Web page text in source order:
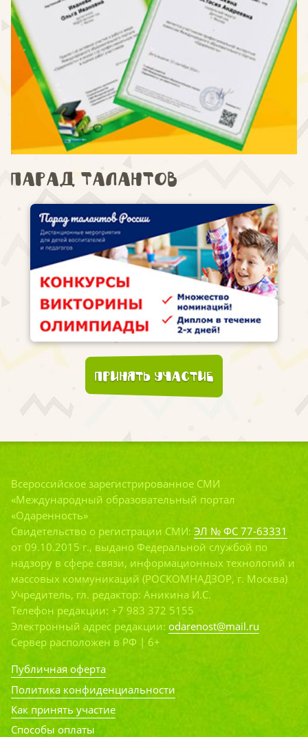
Парад талантов
Принять участие
Всероссийское зарегистрированное СМИ
«Международный образовательный портал
«Одаренность»
Свидетельство о регистрации СМИ: ЭЛ № ФС 77-63331
от 09.10.2015 г., выдано Федеральной службой по
надзору в сфере связи, информационных технологий и
массовых коммуникаций (РОСКОМНАДЗОР, г. Москва)
Учредитель, гл. редактор: Аникина И.С.
Телефон редакции: +7 983 372 5155
Электронный адрес редакции: odarenost@mail.ru
Сервер расположен в РФ | 6+
Публичная оферта
Политика конфиденциальности
Как принять участие
Способы оплаты